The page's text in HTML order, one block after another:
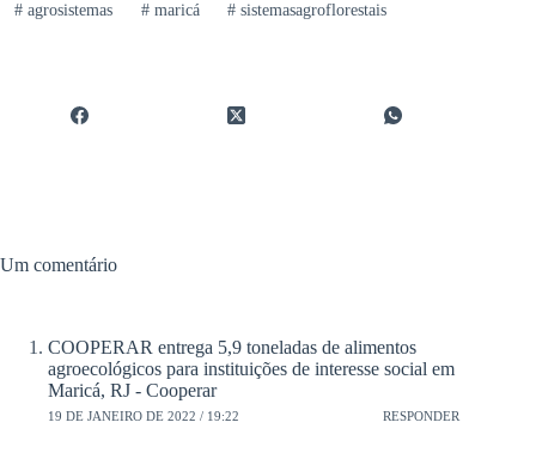
#agrosistemas #maricá # sistemasagroflorestais
Um comentário
COOPERAR entrega 5,9 toneladas de alimentos
agroecológicos para instituições de interesse social em
Maricá, RJ - Cooperar
19 DE JANEIRO DE 2022 / 19:22 RESPONDER